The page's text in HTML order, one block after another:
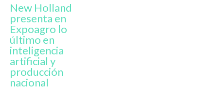
New Holland
presenta en
Expoagro lo
último en
inteligencia
artificial y
producción
nacional